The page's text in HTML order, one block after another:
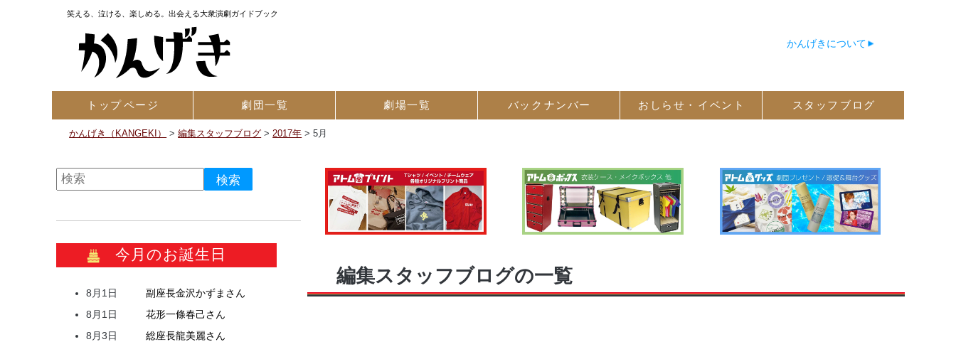
笑える、泣ける、楽しめる。出会える大衆演劇ガイドブック
かんげきについて
トップページ 劇団一覧 劇場一覧 バック ナンバー おしらせ・ イベント スタッフ ブログ
かんげき（KANGEKI） >編集スタッフブログ >2017年 >5月
編集スタッフブログの一覧
今月のお誕生日
8月1日 副座長金沢かずま さん
8月1日
花形一條春己さん
8月3日
総座長龍美麗さん